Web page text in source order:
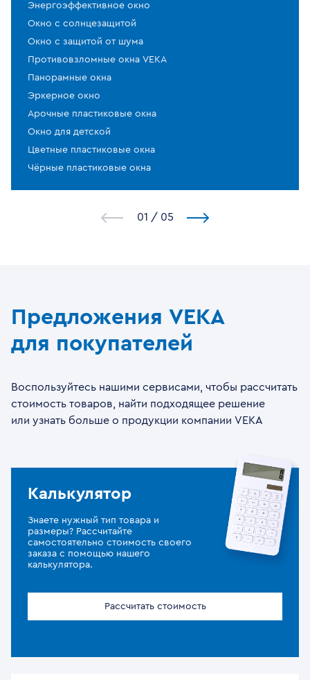
Энергоэффективное окно
Окно с солнцезащитой
Окно с защитой от шума
Противовзломные окна VEKA
Панорамные окна
Эркерное окно
Арочные пластиковые окна
Окно для детской
Цветные пластиковые окна
Чёрные пластиковые окна
1 / 5
Предложения VEKA
для покупателей
Воспользуйтесь нашими сервисами, чтобы рассчитать
стоимость товаров, найти подходящее решение
или узнать больше о продукции компании VEKA
Калькулятор
Знаете нужный тип товара и
размеры? Рассчитайте
самостоятельно стоимость своего
заказа с помощью нашего
калькулятора.
Рассчитать стоимость